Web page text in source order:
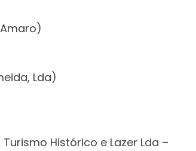
Lda)
Histórico e Lazer Lda –